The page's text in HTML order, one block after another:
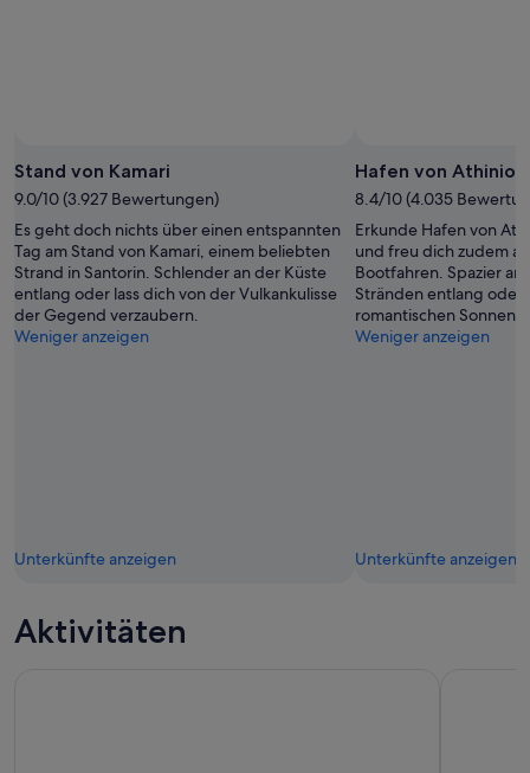
Stand von Kamari
9.0/10 (3.927 Bewertungen)
Es geht doch nichts über einen entspannten
Tag am Stand von Kamari, einem beliebten
Strand in Santorin. Schlender an der Küste
entlang oder lass dich von der Vulkankulisse
der Gegend verzaubern.
Weniger anzeigen
Unterkünfte anzeigen
Hafen von Athinios
8.4/10 (4.035
Erkunde Hafen von
und freu dich zudem
Bootfahren. Spazier
Stränden entlang oder
romantischen
Weniger anzeigen
Unterkünfte anzeigen
Aktivitäten